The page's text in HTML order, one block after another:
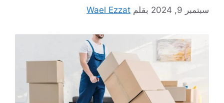
سبتمبر 9, 2024 بقلم Wael Ezzat